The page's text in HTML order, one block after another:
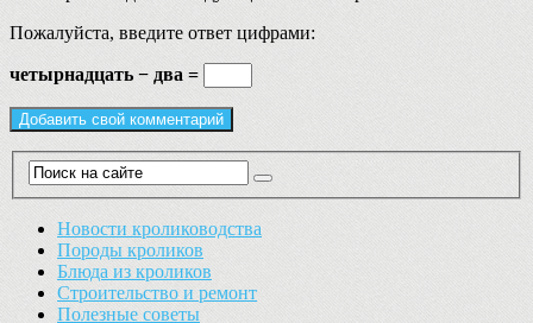
Пожалуйста, введите ответ цифрами:
четырнадцать − два =
Новости кролиководства
Породы кроликов
Блюда из кроликов
Строительство и ремонт
Полезные советы